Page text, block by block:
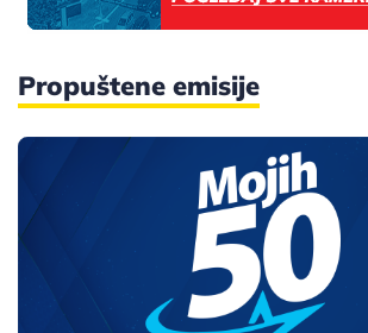
Propuštene emisije